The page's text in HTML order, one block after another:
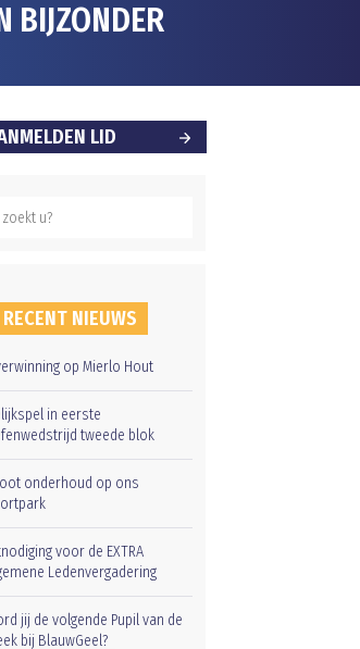
BIJZONDER
LID
RECENT NIEUWS
op Mierlo Hout
in eerste
tweede blok
onderhoud op ons
voor de EXTRA
Ledenvergadering
jij de volgende Pupil van de
bij BlauwGeel?